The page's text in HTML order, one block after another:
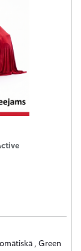
, Green